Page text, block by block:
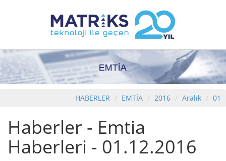
HABERLER EMTİA 2016 Aralık 01
Haberler - Emtia
Haberleri - 01.12.2016